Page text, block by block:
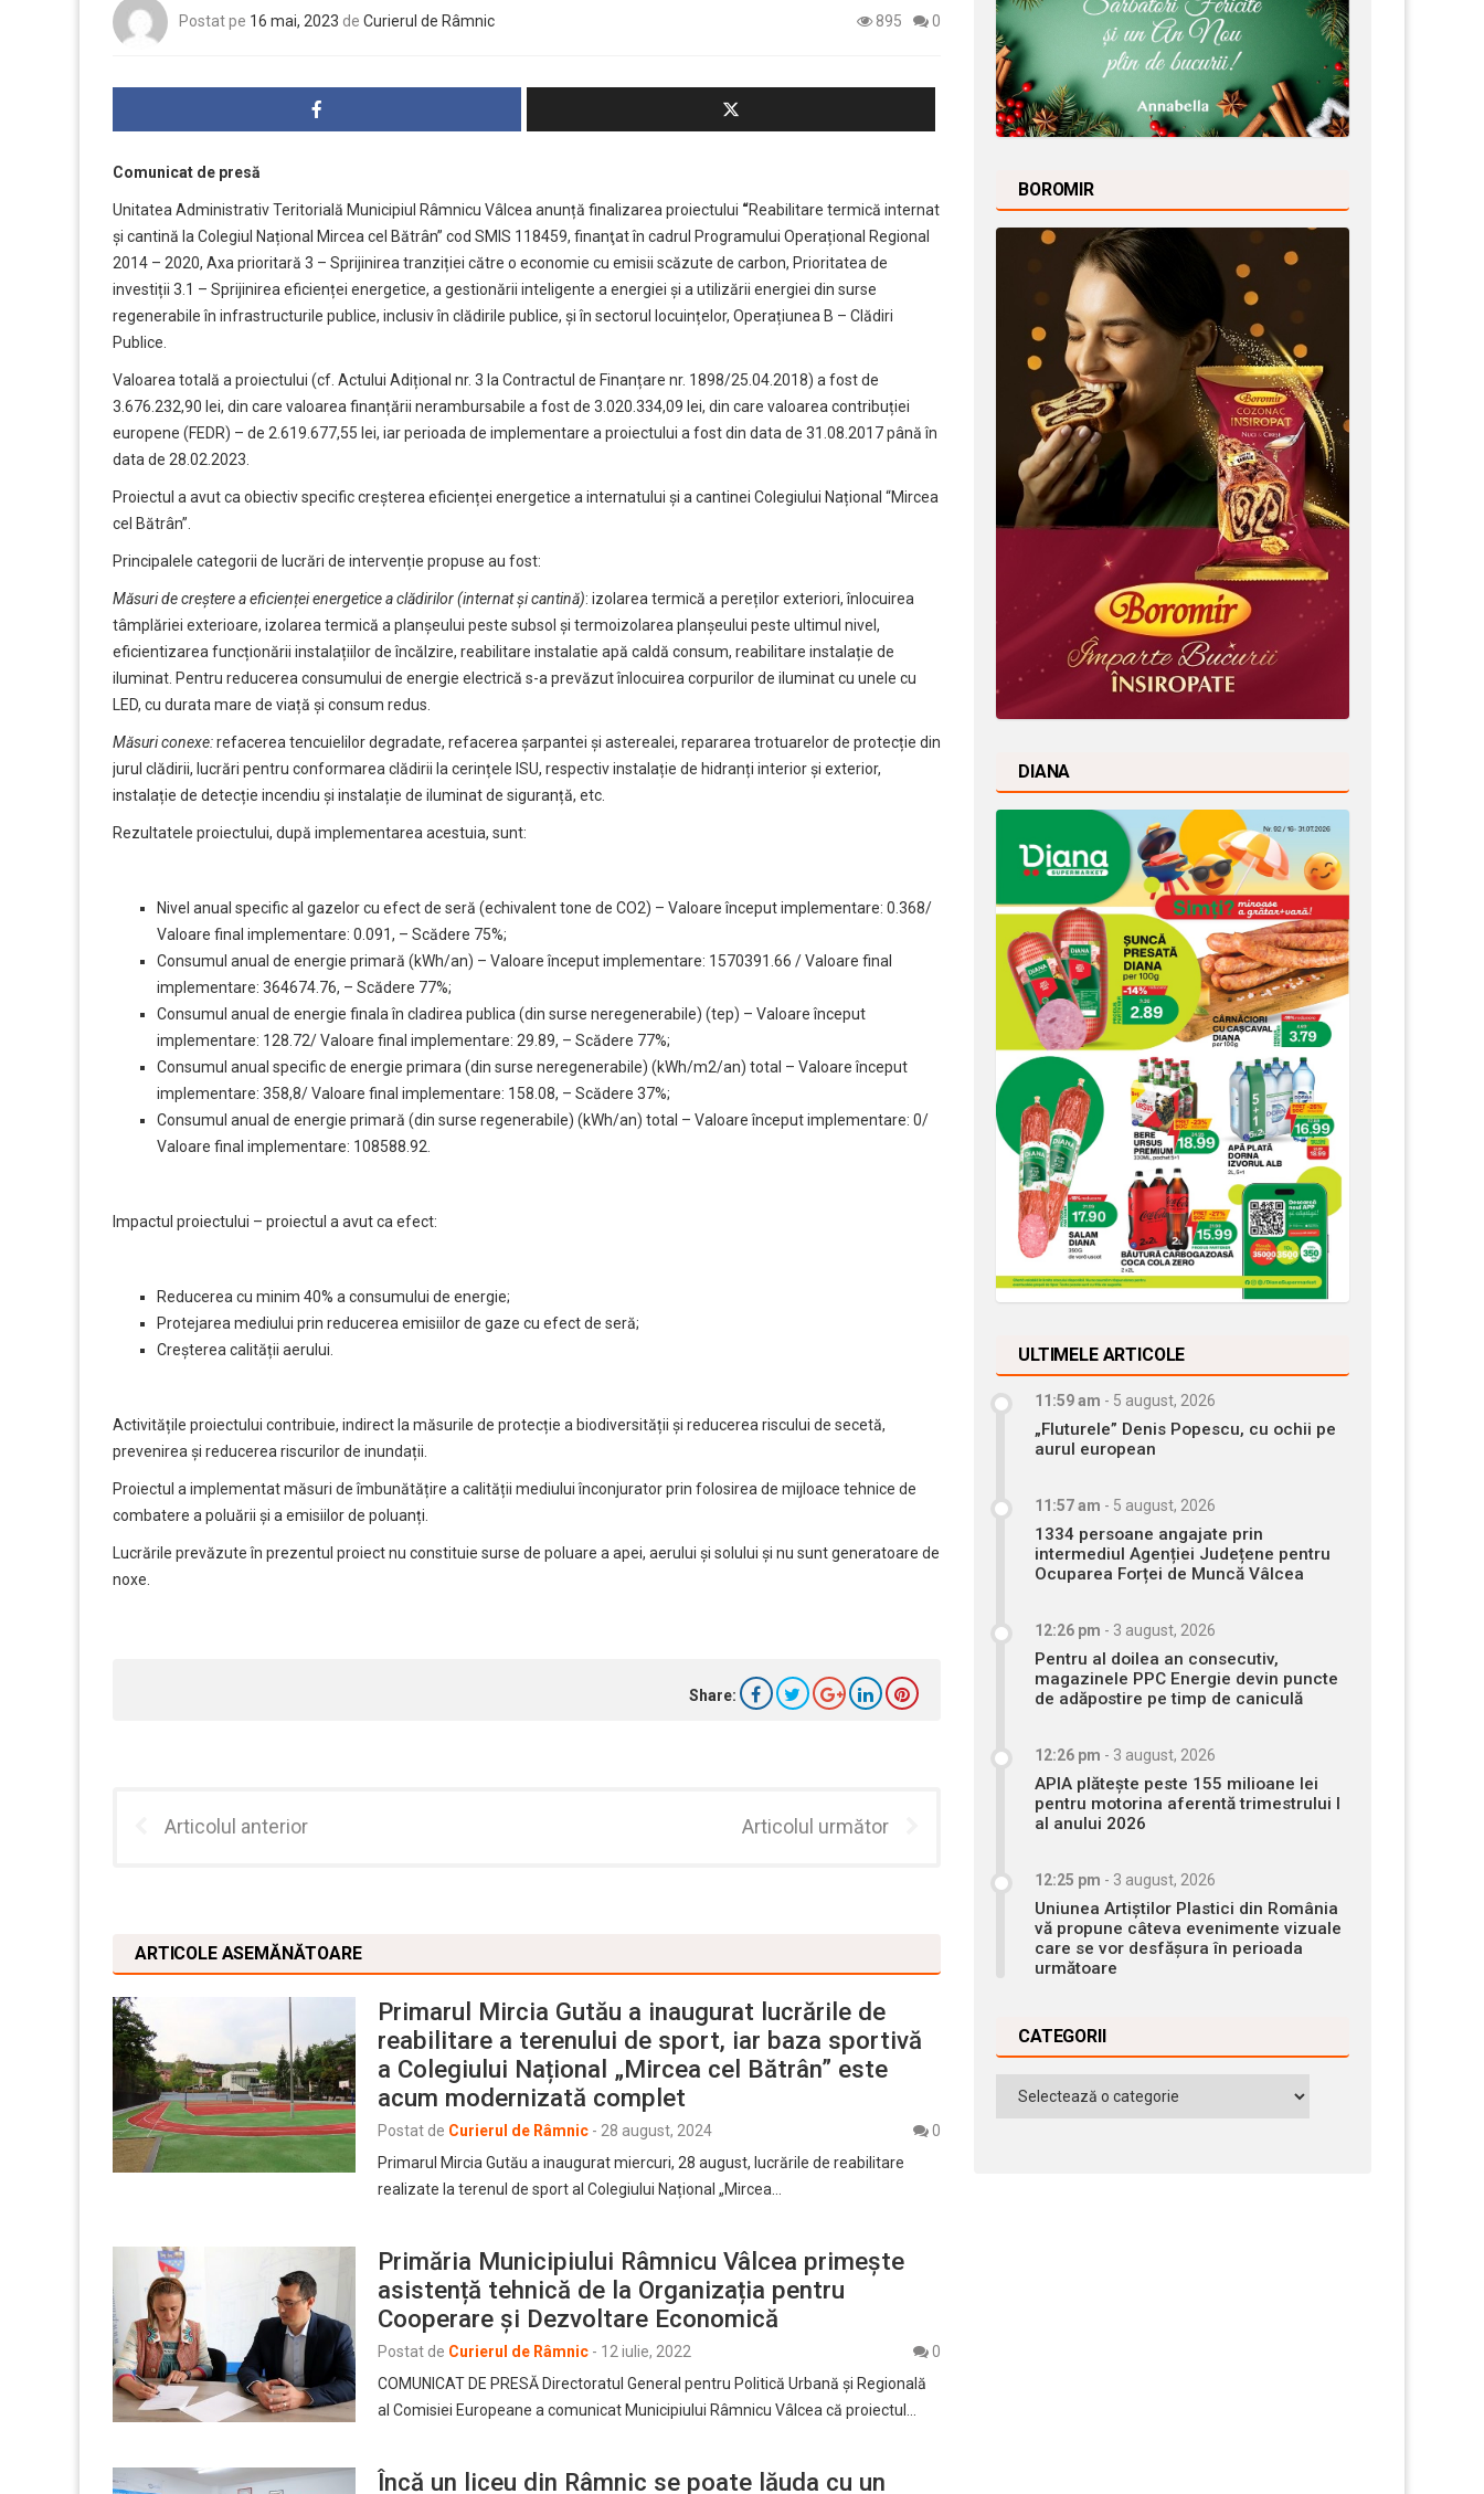
Postat pe 16 mai, 2023 de Curierul de Râmnic 895 0
Comunicat de presă
Unitatea Administrativ Teritorială Municipiul Râmnicu Vâlcea anunță finalizarea proiectului “Reabilitare termică internat
și cantină la Colegiul Național Mircea cel Bătrân” cod SMIS 118459, finanţat în cadrul Programului Operațional Regional
2014 – 2020, Axa prioritară 3 – Sprijinirea tranziției către o economie cu emisii scăzute de carbon, Prioritatea de
investiții 3.1 – Sprijinirea eficienței energetice, a gestionării inteligente a energiei și a utilizării energiei din surse
regenerabile în infrastructurile publice, inclusiv în clădirile publice, și în sectorul locuințelor, Operațiunea B – Clădiri
Publice.
Valoarea totală a proiectului (cf. Actului Adițional nr. 3 la Contractul de Finanțare nr. 1898/25.04.2018) a fost de
3.676.232,90 lei, din care valoarea finanțării nerambursabile a fost de 3.020.334,09 lei, din care valoarea contribuției
europene (FEDR) – de 2.619.677,55 lei, iar perioada de implementare a proiectului a fost din data de 31.08.2017 până în
data de 28.02.2023.
Proiectul a avut ca obiectiv specific creșterea eficienței energetice a internatului și a cantinei Colegiului Național “Mircea
cel Bătrân”.
Principalele categorii de lucrări de intervenție propuse au fost:
Măsuri de creștere a eficienței energetice a clădirilor (internat și cantină): izolarea termică a pereților exteriori, înlocuirea
tâmplăriei exterioare, izolarea termică a planșeului peste subsol și termoizolarea planșeului peste ultimul nivel,
eficientizarea funcționării instalațiilor de încălzire, reabilitare instalatie apă caldă consum, reabilitare instalație de
iluminat. Pentru reducerea consumului de energie electrică s-a prevăzut înlocuirea corpurilor de iluminat cu unele cu
LED, cu durata mare de viață și consum redus.
Măsuri conexe:refacerea tencuielilor degradate, refacerea șarpantei și asterealei, repararea trotuarelor de protecție din
jurul clădirii, lucrări pentru conformarea clădirii la cerințele ISU, respectiv instalație de hidranți interior și exterior,
instalație de detecție incendiu și instalație de iluminat de siguranță, etc.
Rezultatele proiectului, după implementarea acestuia, sunt:
Nivel anual specific al gazelor cu efect de seră (echivalent tone de CO2) – Valoare început implementare: 0.368/
Valoare final implementare: 0.091, – Scădere 75%;
Consumul anual de energie primară (kWh/an) – Valoare început implementare: 1570391.66 / Valoare final
implementare: 364674.76, – Scădere 77%;
Consumul anual de energie finala în cladirea publica (din surse neregenerabile) (tep) – Valoare început
implementare: 128.72/ Valoare final implementare: 29.89, – Scădere 77%;
Consumul anual specific de energie primara (din surse neregenerabile) (kWh/m2/an) total – Valoare început
implementare: 358,8/ Valoare final implementare: 158.08, – Scădere 37%;
Consumul anual de energie primară (din surse regenerabile) (kWh/an) total – Valoare început implementare: 0/
Valoare final implementare: 108588.92.
Impactul proiectului – proiectul a avut ca efect:
Reducerea cu minim 40% a consumului de energie;
Protejarea mediului prin reducerea emisiilor de gaze cu efect de seră;
Creșterea calității aerului.
Activitățile proiectului contribuie, indirect la măsurile de protecție a biodiversității și reducerea riscului de secetă,
prevenirea și reducerea riscurilor de inundații.
Proiectul a implementat măsuri de îmbunătățire a calității mediului înconjurator prin folosirea de mijloace tehnice de
combatere a poluării și a emisiilor de poluanți.
Lucrările prevăzute în prezentul proiect nu constituie surse de poluare a apei, aerului și solului și nu sunt generatoare de
noxe.
Share:
Articolul anterior Articolul următor
ARTICOLE ASEMĂNĂTOARE
Primarul Mircia Gutău a inaugurat lucrările de
reabilitare a terenului de sport, iar baza sportivă
a Colegiului Național „Mircea cel Bătrân” este
acum modernizată complet
Postat de Curierul de Râmnic - 28 august, 2024
0
Primarul Mircia Gutău a inaugurat miercuri, 28 august, lucrările de reabilitare
realizate la terenul de sport al Colegiului Național „Mircea…
Primăria Municipiului Râmnicu Vâlcea primește
asistență tehnică de la Organizația pentru
Cooperare și Dezvoltare Economică
Postat de Curierul de Râmnic - 12 iulie, 2022
0
COMUNICAT DE PRESĂ Directoratul General pentru Politică Urbană și Regională
al Comisiei Europeane a comunicat Municipiului Râmnicu Vâlcea că proiectul…
Încă un liceu din Râmnic se poate lăuda cu un
BOROMIR
DIANA
ULTIMELE ARTICOLE
11:59 am - 5 august, 2026
„Fluturele” Denis Popescu, cu ochii pe
aurul european
11:57 am - 5 august, 2026
1334 persoane angajate prin
intermediul Agenției Județene pentru
Ocuparea Forței de Muncă Vâlcea
12:26 pm - 3 august, 2026
Pentru al doilea an consecutiv,
magazinele PPC Energie devin puncte
de adăpostire pe timp de caniculă
12:26 pm - 3 august, 2026
APIA plătește peste 155 milioane lei
pentru motorina aferentă trimestrului I
al anului 2026
12:25 pm - 3 august, 2026
Uniunea Artiștilor Plastici din România
vă propune câteva evenimente vizuale
care se vor desfășura în perioada
următoare
CATEGORII
Categorii